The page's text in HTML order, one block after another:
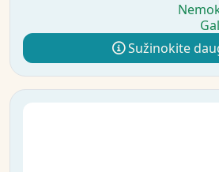
Sužinokite